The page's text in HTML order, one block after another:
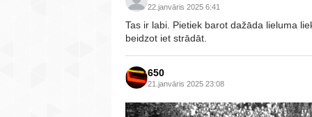
22.janvāris 2025 6:41
Tas ir labi. Pietiek barot dažāda lieluma
beidzot iet strādāt.
650
21.janvāris 2025 23:08